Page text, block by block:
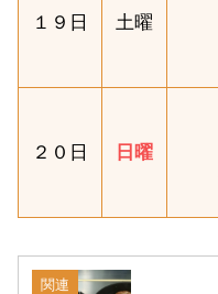
１９日 土曜
２０日 日曜
関連